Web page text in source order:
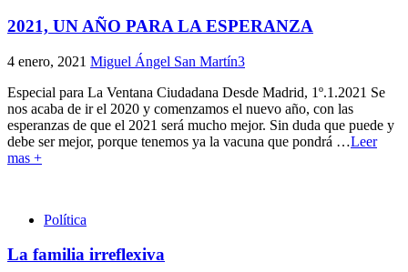
2021, UN AÑO PARA LA ESPERANZA
4 enero, 2021 Miguel Ángel San Martín3
Especial para La Ventana Ciudadana Desde Madrid, 1º.1.2021 Se
nos acaba de ir el 2020 y comenzamos el nuevo año, con las
esperanzas de que el 2021 será mucho mejor. Sin duda que puede y
debe ser mejor, porque tenemos ya la vacuna que pondrá …Leer
mas +
Política
La familia irreflexiva